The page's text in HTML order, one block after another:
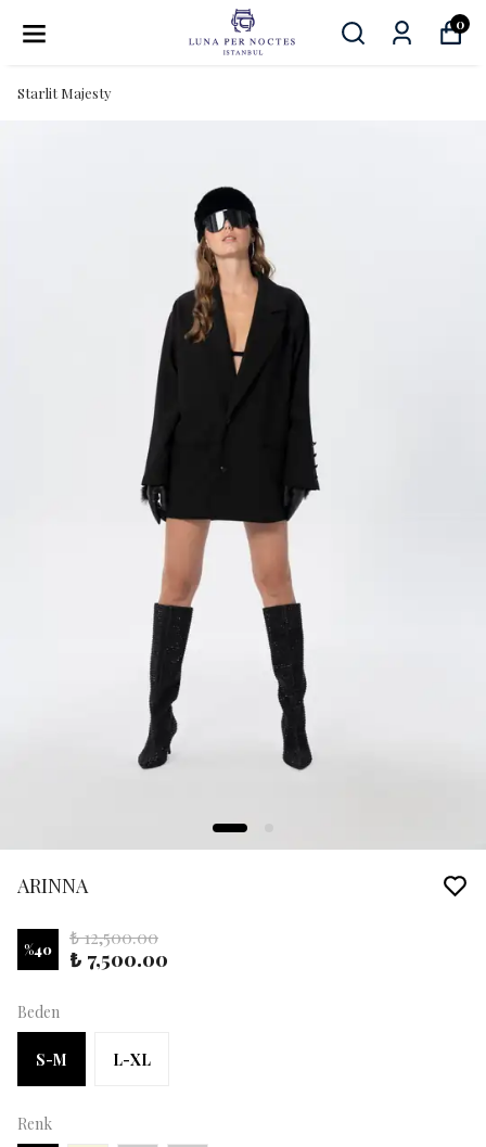
0
Starlit Majesty
ARINNA
%40
₺ 12,500.00
₺ 7,500.00
Beden
S-M L-XL
Renk